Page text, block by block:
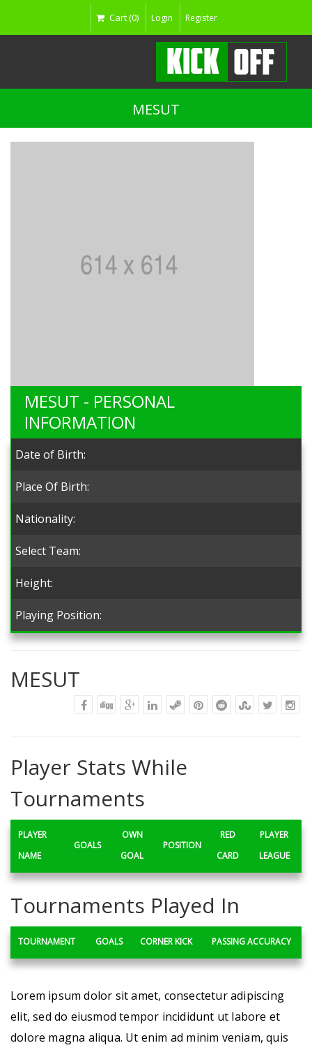
Cart (0) Login Register
MESUT
MESUT - PERSONAL
INFORMATION
Date of Birth:
Place Of Birth:
Nationality:
Select Team:
Height:
Playing Position:
MESUT
Player Stats While
Tournaments
PLAYER
NAME
GOALS
OWN
GOAL
POSITION
RED
CARD
PLAYER
LEAGUE
Tournaments Played In
TOURNAMENT GOALS CORNER KICK PASSING ACCURACY
Lorem ipsum dolor sit amet, consectetur adipiscing
elit, sed do eiusmod tempor incididunt ut labore et
dolore magna aliqua. Ut enim ad minim veniam, quis